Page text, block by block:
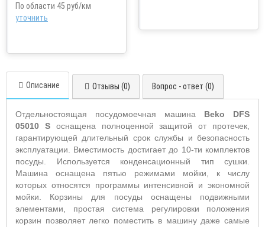
По области 45 руб/км
уточнить
Описание Отзывы (0) Вопрос - ответ (0)
Отдельностоящая посудомоечная машина Beko
DFS
05010 Sоснащена полноценной защитой от протечек,
гарантирующей длительный срок службы и безопасность
эксплуатации. Вместимость достигает до 10-ти комплектов
посуды. Используется конденсационный тип сушки.
Машина оснащена пятью режимами мойки, к числу
которых относятся программы интенсивной и экономной
мойки. Корзины для посуды оснащены подвижными
элементами, простая система регулировки положения
корзин позволяет легко поместить в машину даже самые